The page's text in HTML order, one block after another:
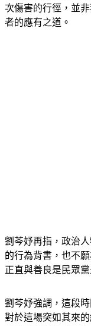
次傷害的行徑，並
者的應有之道。
劉芩妤再指，政治
的行為背書，也不
正直與善良是民眾
劉芩妤強調，這段
對於這場突如其來